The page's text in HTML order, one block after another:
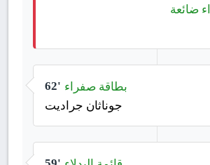
ضائعة
62' بطاقة صفراء
جوناثان جراديت